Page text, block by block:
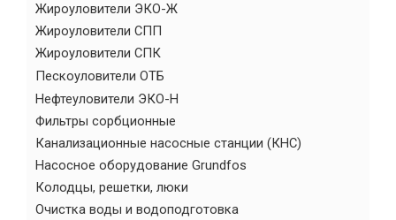
Жироуловители ЭКО-Ж
Жироуловители СПП
Жироуловители СПК
Пескоуловители ОТБ
Нефтеуловители ЭКО-Н
Фильтры сорбционные
Канализационные насосные станции (КНС)
Насосное оборудование Grundfos
Колодцы, решетки, люки
Очистка воды и водоподготовка